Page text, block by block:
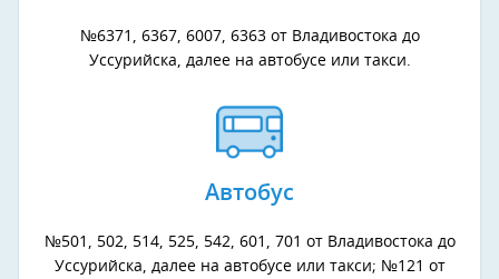
№6371, 6367, 6007, 6363 от Владивостока до
Уссурийска, далее на автобусе или такси.
Автобус
№501, 502, 514, 525, 542, 601, 701 от Владивостока до
Уссурийска, далее на автобусе или такси; №121 от